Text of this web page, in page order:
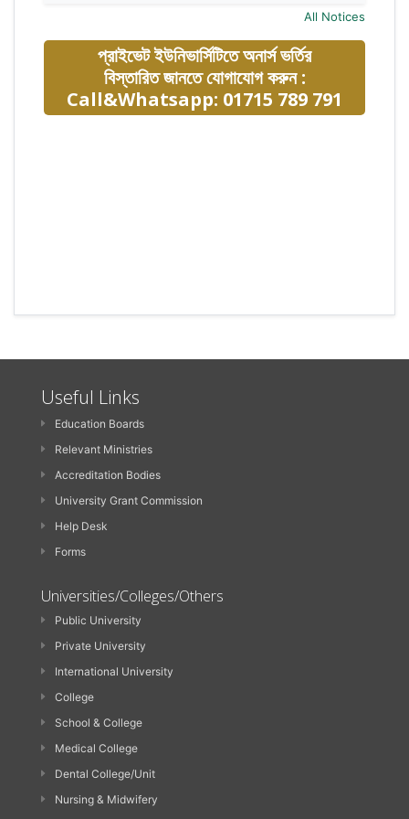
All Notices
প্রাইভেট ইউনিভার্সিটিতে অনার্স ভর্তির
বিস্তারিত জানতে যোগাযোগ করুন :
Call&Whatsapp: 01715 789 791
Useful Links
Education Boards
Relevant Ministries
Accreditation Bodies
University Grant Commission
Help Desk
Forms
Universities/Colleges/Others
Public University
Private University
International University
College
School & College
Medical College
Dental College/Unit
Nursing & Midwifery